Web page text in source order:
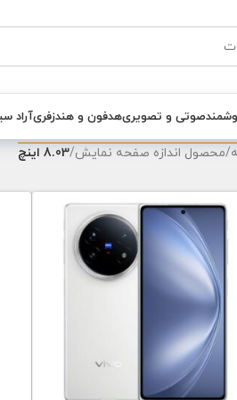
صوتی و تصویریهدفون و هندزفریآراد
/محصول اندازه صفحه نمایش/8.03 اینچ